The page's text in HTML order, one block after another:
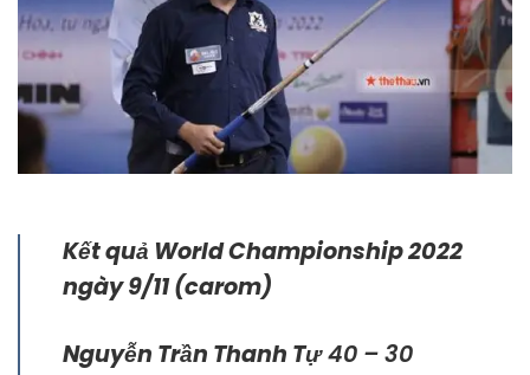
Kết quả World Championship 2022
ngày 9/11 (carom)
Nguyễn Trần Thanh Tự40 – 30